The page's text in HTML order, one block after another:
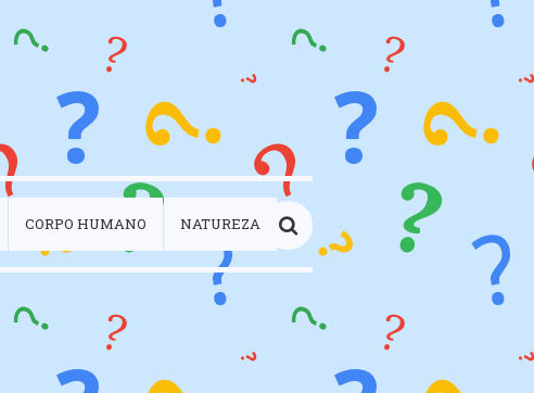
CORPO HUMANO NATUREZA